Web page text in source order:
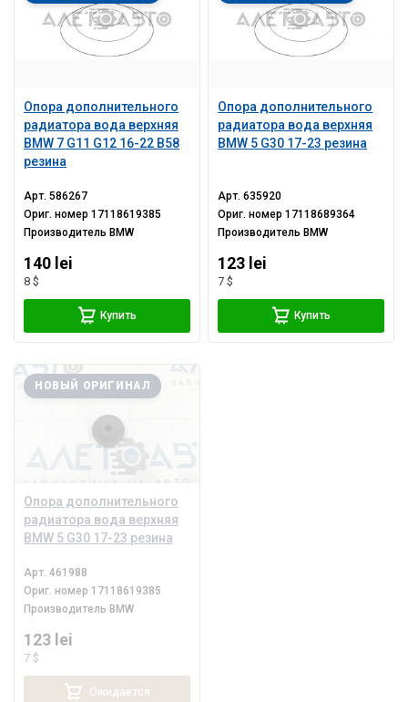
Опора дополнительного
радиатора вода верхняя
BMW 7 G11 G12 16-22 B58
резина
Арт.586267
Ориг. номер17118619385
Производитель BMW
140 lei
8 $
Купить
Опора дополнительного
радиатора вода верхняя
BMW 5 G30 17-23 резина
Арт.635920
Ориг. номер17118689364
Производитель BMW
123 lei
7 $
Купить
Опора дополнительного
радиатора вода верхняя
BMW 5 G30 17-23 резина
НОВЫЙ ОРИГИНАЛ
Арт.461988
Ориг. номер 17118619385
Производитель BMW
123 lei
7 $
Ожидается